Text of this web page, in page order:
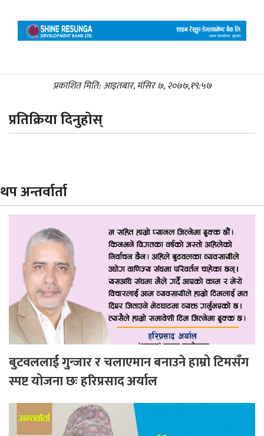
प्रकाशित मिति: आइतबार, मंसिर ७, २०७७,१९:५७
प्रतिक्रिया दिनुहोस्
थप अन्तर्वार्ता
बुटवललाई गुन्जार र चलाएमान बनाउने हाम्रो टिमसँग
स्पष्ट योजना छः हरिप्रसाद अर्याल